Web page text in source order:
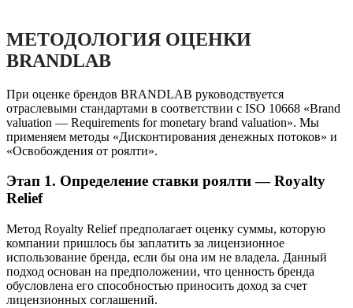
МЕТОДОЛОГИЯ ОЦЕНКИ
BRANDLAB
При оценке брендов BRANDLAB руководствуется
отраслевыми стандартами в соответствии с ISO 10668 «Brand
valuation — Requirements for monetary brand valuation». Мы
применяем методы «Дисконтирования денежных потоков» и
«Освобождения от роялти».
Этап 1. Определение ставки роялти — Royalty
Relief
Метод Royalty Relief предполагает оценку суммы, которую
компании пришлось бы заплатить за лицензионное
использование бренда, если бы она им не владела. Данный
подход основан на предположении, что ценность бренда
обусловлена его способностью приносить доход за счет
лицензионных соглашений.